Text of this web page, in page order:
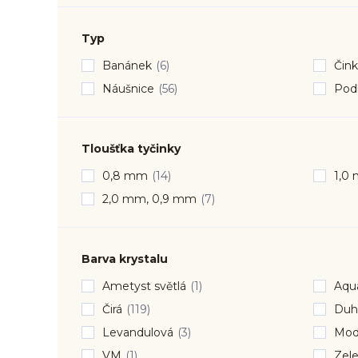
Typ
Banánek (6)
Náušnice (56)
Tloušťka tyčinky
0,8 mm (14)
1,0
2,0 mm, 0,9 mm (7)
Barva krystalu
Ametyst světlá (1)
Čirá (119)
Levandulová (3)